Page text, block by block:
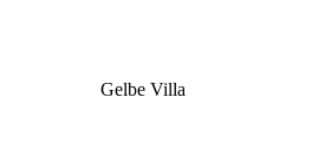
Gelbe Villa